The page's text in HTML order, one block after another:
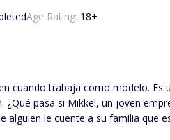
Age Rating: 18+
Es una chica educada, buena y cariñosa.